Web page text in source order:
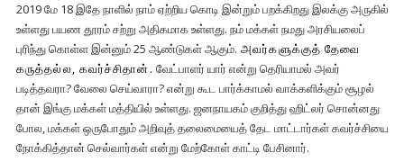
2019 மே 18 இதே நாளில் நாம் ஏற்றிய கொடி இன்றும் பறக்கிறது இலக்கு அருகில்
உள்ளது பயண தூரம் சற்று அதிகமாக உள்ளது. நம் மக்கள் நமது அரசியலைப்
புரிந்து கொள்ள இன்னும் 25 ஆண்டுகள் ஆகும். அவர்களுக்குத் தேவை
கருத்தல்ல, கவர்ச்சிதான். வேட்பாளர் யார் என்று தெரியாமல் அவர்
படித்தவரா? வேலை செய்வாரா? என்று கூட பார்க்காமல் வாக்களிக்கும் சூழல்
தான் இங்கு மக்கள் மத்தியில் உள்ளது. ஜனநாயகம் குறித்து ஹிட்லர் சொன்னது
போல, மக்கள் ஒருபோதும் அறிவுத் தலைமையைத் தேட மாட்டார்கள் கவர்ச்சியை
நோக்கித்தான் செல்வார்கள் என்று மேற்கோள் காட்டி பேசினார்.